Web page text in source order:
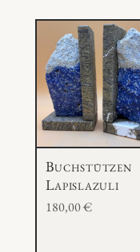
Buchstützen
Lapislazuli
180,00€